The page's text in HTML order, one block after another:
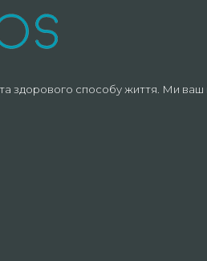
здорового способу життя. Ми ваш